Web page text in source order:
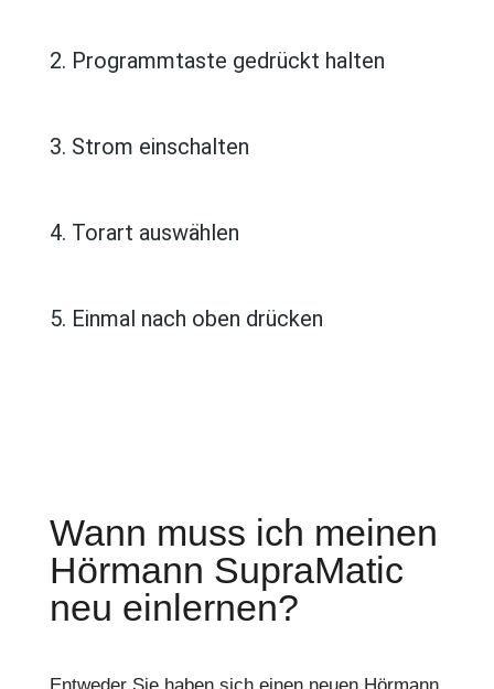
2. Programmtaste gedrückt halten
3. Strom einschalten
4. Torart auswählen
5. Einmal nach oben drücken
Wann muss ich meinen
Hörmann SupraMatic
neu einlernen?